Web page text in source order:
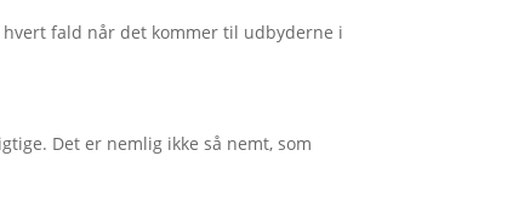
fald når det kommer til udbyderne i
Det er nemlig ikke så nemt, som